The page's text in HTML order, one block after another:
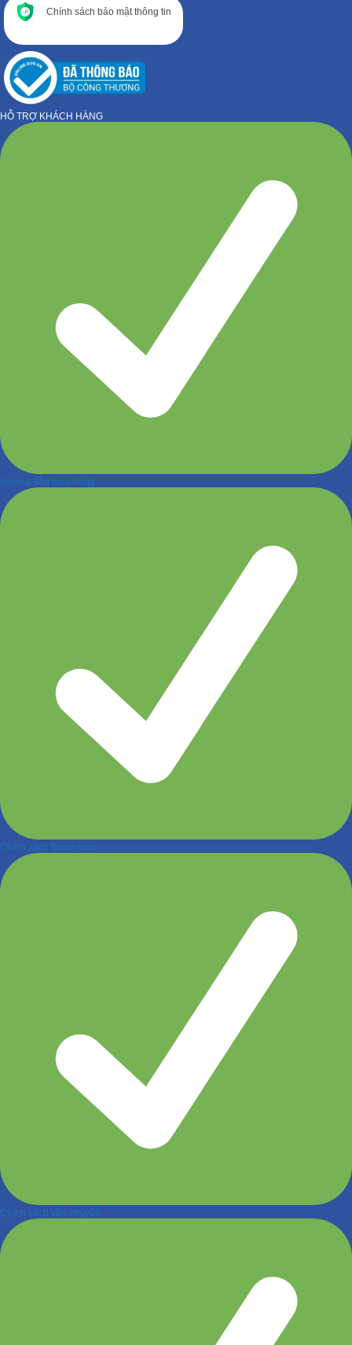
Chính sách bảo mật thông tin
HỖ TRỢ KHÁCH HÀNG
Hướng dẫn mua hàng
Chính sách thanh toán
Chính sách vận chuyển